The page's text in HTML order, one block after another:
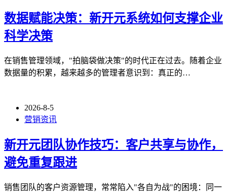
数据赋能决策：新开元系统如何支撑企业
科学决策
在销售管理领域，"拍脑袋做决策"的时代正在过去。随着企业
数据量的积累，越来越多的管理者意识到：真正的…
2026-8-5
营销资讯
新开元团队协作技巧：客户共享与协作，
避免重复跟进
销售团队的客户资源管理，常常陷入"各自为战"的困境：同一